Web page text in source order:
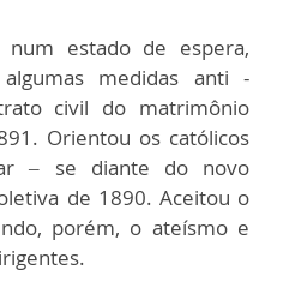
estado de espera,
medidas anti -
civil do matrimônio
Orientou os católicos
– se diante do novo
de 1890. Aceitou o
porém, o ateísmo e